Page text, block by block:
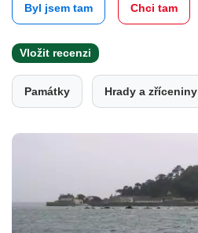
Byl jsem tam Chci tam
Vložit recenzi
Památky Hrady a zříceniny